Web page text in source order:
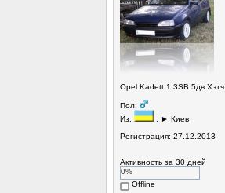
Opel Kadett 1.3SB 5дв.Хэтч
Пол:
Из:
, ► Киев
Регистрация: 27.12.2013
Активность за 30 дней
0%
Offline